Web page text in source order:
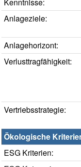
Kenntnisse:
Anlageziele:
Anlagehorizont:
Verlusttragfähigkeit:
Vertriebsstrategie:
Ökologische
ESG Kriterien: